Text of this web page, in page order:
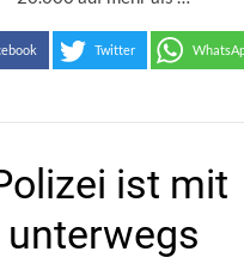
Twitter
ist mit